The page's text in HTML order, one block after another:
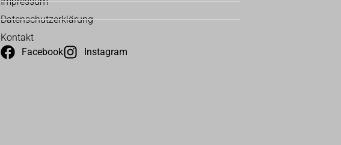
Datenschutzerklärung
Kontakt
Facebook
Instagram